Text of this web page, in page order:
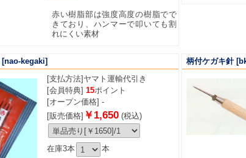
赤い樹脂部は強度高度の樹脂でで
きており、ハンマーで叩いても割
れにくい素材
[nao-kegaki]
[支払方法] ヤマト運輸代引き
[会員特典] 15ポイント
[オープン価格] -
[販売価格] ￥1,650(税込)
在庫3本 本
柄付ケガキ針